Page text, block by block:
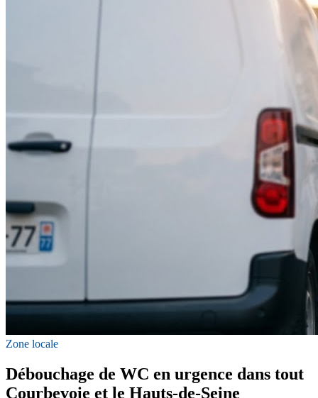
Zone locale
Débouchage de WC en urgence dans tout
Courbevoie et le Hauts-de-Seine